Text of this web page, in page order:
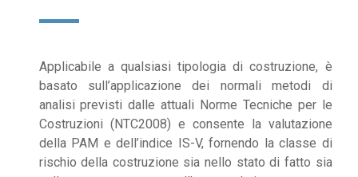
Applicabile a qualsiasi tipologia di costruzione, è
basato sull’applicazione dei normali metodi di
analisi previsti dalle attuali Norme Tecniche per le
Costruzioni (NTC2008) e consente la valutazione
della PAM e dell’indice IS-V, fornendo la classe di
rischio della costruzione sia nello stato di fatto sia